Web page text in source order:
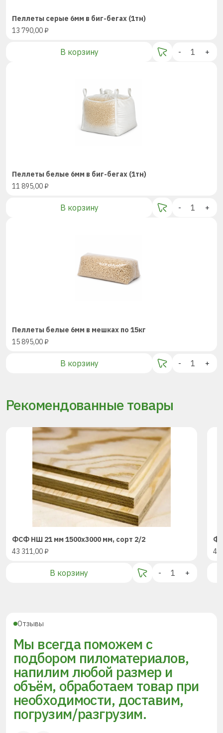
Пеллеты серые 6мм в биг-бегах (1тн)
13 790,00₽
В корзину - +
Пеллеты белые 6мм в биг-бегах (1тн)
11 895,00₽
В корзину - +
Пеллеты белые 6мм в мешках по 15кг
15 895,00₽
В корзину - +
Рекомендованные товары
ФСФ НШ 21 мм 1500х3000 мм, сорт 2/2
43 311,00₽
В корзину - +
43
Отзывы
Мы всегда поможем с
подбором пиломатериалов,
напилим любой размер и
объём, обработаем товар при
необходимости, доставим,
погрузим/разгрузим.